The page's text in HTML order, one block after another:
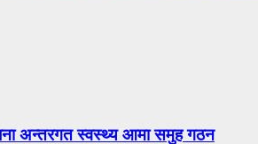
अन्तरगत स्वस्थ्य आमा समुह गठन